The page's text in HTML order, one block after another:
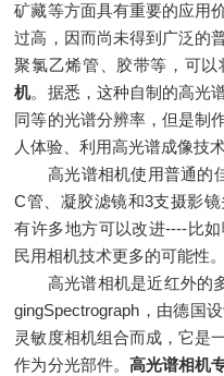
矿藏等方面具有重要的应用
过高，因而尚未得到广泛的
聚氯乙烯管、胶带等，可
机。据悉，这种自制的高光
同等的光谱分辨率，但是制
人体验、利用高光谱成像技术
高光谱相机使用普通的佳
C管、凝胶滤镜和3支摄影
有许多地方可以改进----比
民用相机技术更多的可能性。
高光谱相机是近红外的多
gingSpectrograph，由德国
灵敏度相机组合而成，它是
作为分光部件。 高光谱相机